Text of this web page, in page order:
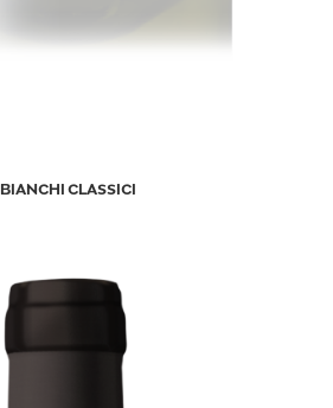
BIANCHI CLASSICI